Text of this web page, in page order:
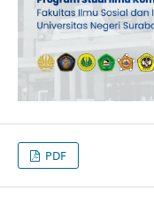
PDF